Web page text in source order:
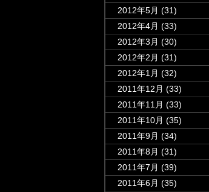
2012年5月 (31)
2012年4月 (33)
2012年3月 (30)
2012年2月 (31)
2012年1月 (32)
2011年12月 (33)
2011年11月 (33)
2011年10月 (35)
2011年9月 (34)
2011年8月 (31)
2011年7月 (39)
2011年6月 (35)